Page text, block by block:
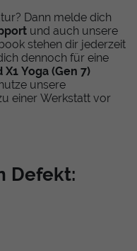
Dann melde dich
und auch unsere
stehen dir jederzeit
dennoch für eine
Yoga (Gen 7)
unsere
einer Werkstatt vor
Defekt: